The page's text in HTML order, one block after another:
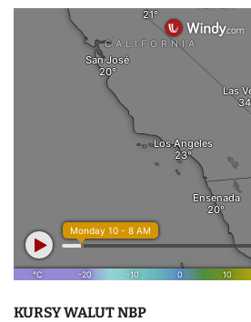
KURSY WALUT NBP